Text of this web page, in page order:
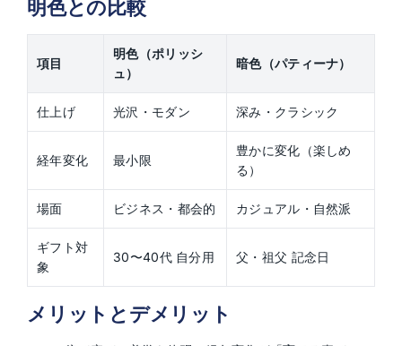
明色との比較
項目
明色（ポリッシ
ュ）
暗色（パティーナ）
仕上げ 光沢・モダン 深み・クラシック
経年変化 最小限
豊かに変化（楽しめ
る）
場面 ビジネス・都会的 カジュアル・自然派
ギフト対
象
30〜40代 自分用 父・祖父 記念日
メリットとデメリット